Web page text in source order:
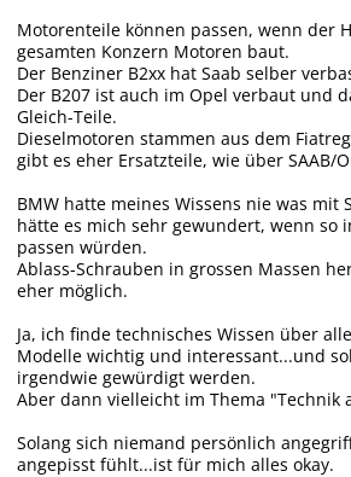
Motorenteile können passen, wenn der
gesamten Konzern Motoren baut.
Der Benziner B2xx hat Saab selber
Der B207 ist auch im Opel verbaut und
Gleich-Teile.
Dieselmotoren stammen aus dem
gibt es eher Ersatzteile, wie über SAAB/
BMW hatte meines Wissens nie was mit
hätte es mich sehr gewundert, wenn so
passen würden.
Ablass-Schrauben in grossen Massen
eher möglich.
Ja, ich finde technisches Wissen über
Modelle wichtig und interessant...und
irgendwie gewürdigt werden.
Aber dann vielleicht im Thema "Technik
Solang sich niemand persönlich
angepisst fühlt...ist für mich alles okay.